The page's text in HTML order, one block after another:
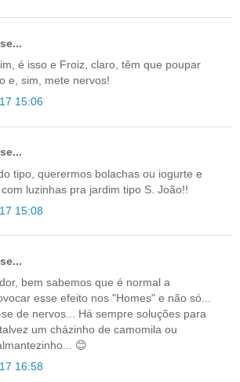
é isso e Froiz, claro, têm que poupar
e, sim, mete nervos!
15:06
tipo, querermos bolachas ou iogurte e
luzinhas pra jardim tipo S. João!!
15:08
bem sabemos que é normal a
esse efeito nos "Homes" e não só...
de nervos... Há sempre soluções para
um cházinho de camomila ou
😊
16:58